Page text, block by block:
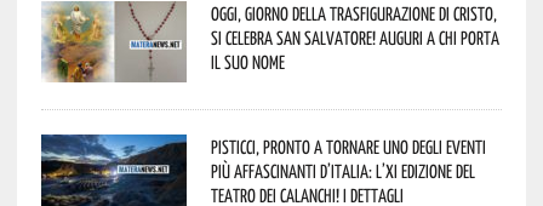
Oggi, giorno della Trasfigurazione di Cristo,
si celebra San Salvatore! Auguri a chi porta
il suo nome
Pisticci, pronto a tornare uno degli eventi
più affascinanti d’Italia: l’XI edizione del
Teatro dei Calanchi! I dettagli